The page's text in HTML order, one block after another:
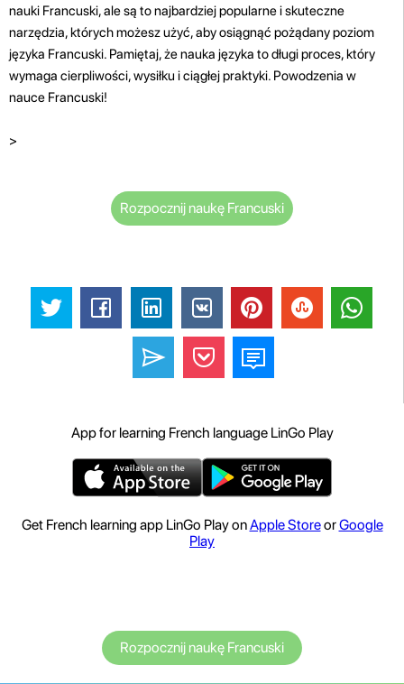
nauki Francuski, ale są to najbardziej popularne i skuteczne
narzędzia, których możesz użyć, aby osiągnąć pożądany poziom
języka Francuski. Pamiętaj, że nauka języka to długi proces, który
wymaga cierpliwości, wysiłku i ciągłej praktyki. Powodzenia w
nauce Francuski!
>
Rozpocznij naukę Francuski
App for learning French language LinGo Play
Get French learning app LinGo Play onApple StoreorGoogle
Play
Rozpocznij naukę Francuski